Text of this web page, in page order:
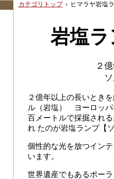
カテゴリトップ› ヒマラヤ岩塩
岩塩ラ
２
２億年以上の長いとき
ル（岩塩） ヨーロッパ
百メートルで採掘され
れ たのが岩塩ランプ【
個性的な光を放つイン
います。
世界遺産でもあるポー